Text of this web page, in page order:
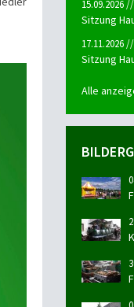
15.09.2026
Sitzung
17.11.2026
Sitzung
Alle